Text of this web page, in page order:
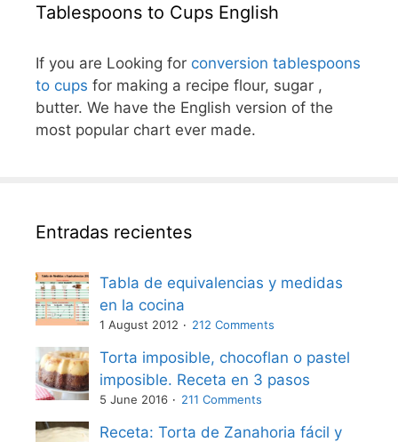
Tablespoons to Cups English
If you are Looking for conversion tablespoons
to cups for making a recipe flour, sugar ,
butter. We have the English version of the
most popular chart ever made.
Entradas recientes
Tabla de equivalencias y medidas
en la cocina
1 August 2012 212 Comments
Torta imposible, chocoflan o pastel
imposible. Receta en 3 pasos
5 June 2016 211 Comments
Receta: Torta de Zanahoria fácil y